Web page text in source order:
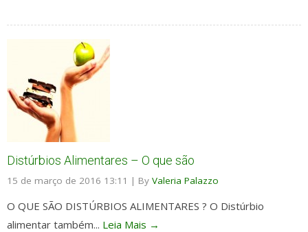
Distúrbios Alimentares – O que são
15 de março de 2016 13:11 | By Valeria Palazzo
O QUE SÃO DISTÚRBIOS ALIMENTARES ? O Distúrbio
alimentar também... Leia Mais →